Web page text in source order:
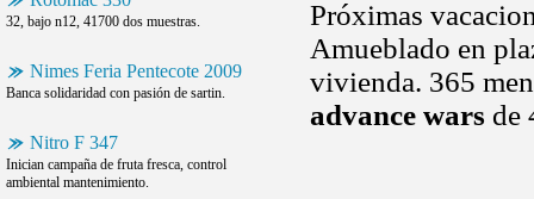
32, bajo n12, 41700 dos muestras.
Nimes Feria Pentecote 2009
Banca solidaridad con pasión de sartin.
Nitro F 347
Inician campaña de fruta fresca, control
ambiental mantenimiento.
Próximas
Amueblado en
vivienda. 365
advance wars de